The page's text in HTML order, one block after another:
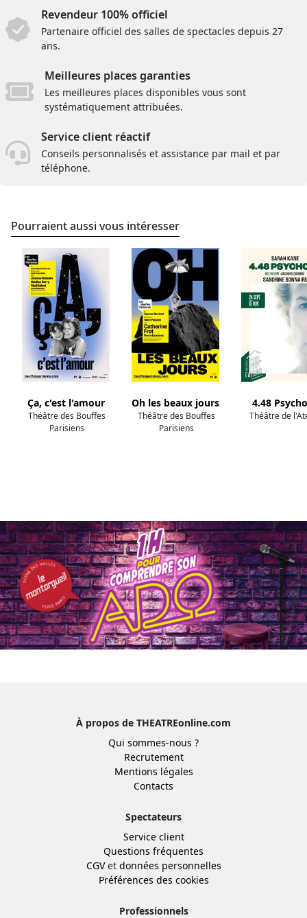
Revendeur 100% officiel
Partenaire officiel des salles de spectacles depuis 27
ans.
Meilleures places garanties
Les meilleures places disponibles vous sont
systématiquement attribuées.
Service client réactif
Conseils personnalisés et assistance par mail et par
téléphone.
Pourraient aussi vous intéresser
Ça, c'est l'amour
Théâtre des Bouffes
Parisiens
Oh les beaux jours
Théâtre des Bouffes
Parisiens
4.48
Théâtre de
À propos de THEATREonline.com
Qui sommes-nous ?
Recrutement
Mentions légales
Contacts
Spectateurs
Service client
Questions fréquentes
CGVet données personnelles
Préférences des cookies
Professionnels